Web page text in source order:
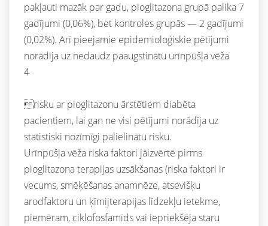
pakļauti mazāk par gadu, pioglitazona grupā palika 7
gadījumi (0,06%), bet kontroles grupās — 2 gadījumi
(0,02%). Arī pieejamie epidemioloģiskie pētījumi
norādīja uz nedaudz paaugstinātu urīnpūšļa vēža
4
risku ar pioglitazonu ārstētiem diabēta
pacientiem, lai gan ne visi pētījumi norādīja uz
statistiski nozīmīgi palielinātu risku.
Urīnpūšļa vēža riska faktori jāizvērtē pirms
pioglitazona terapijas uzsākšanas (riska faktori ir
vecums, smēķēšanas anamnēze, atsevišķu
arodfaktoru un ķīmijterapijas līdzekļu ietekme,
piemēram, ciklofosfamīds vai iepriekšēja staru